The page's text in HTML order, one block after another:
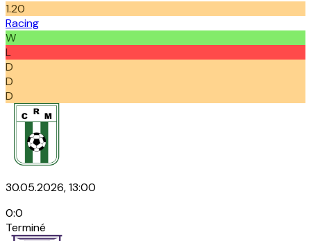
1.20
Racing
W
L
D
D
D
30.05.2026, 13:00
0:0
Terminé